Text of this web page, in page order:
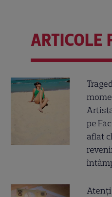
ARTICOLE
pe
aflat